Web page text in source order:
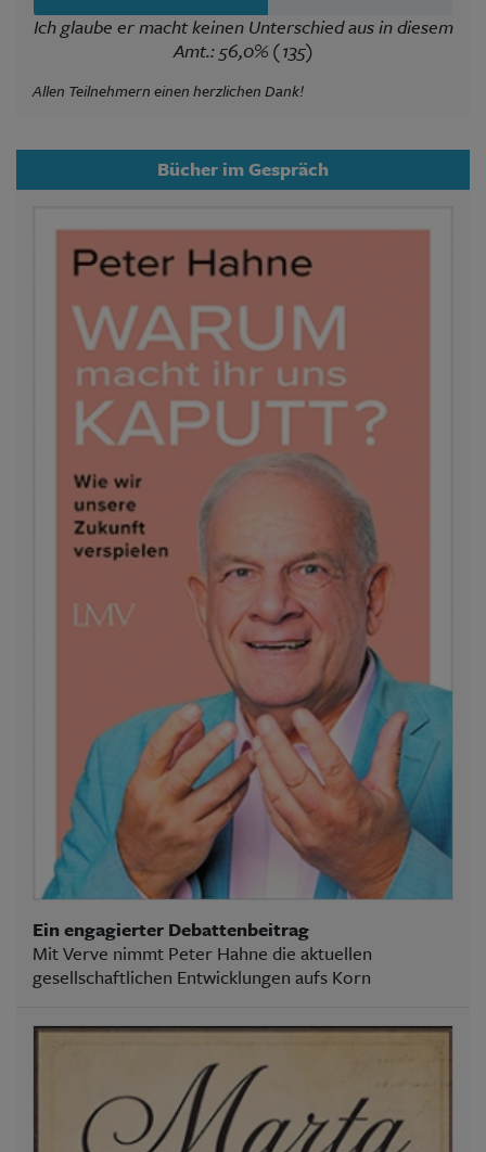
Ich glaube er macht keinen Unterschied aus in diesem
Amt.: 56,0% (135)
Allen Teilnehmern einen herzlichen Dank!
Bücher im Gespräch
Ein engagierter Debattenbeitrag
Mit Verve nimmt Peter Hahne die aktuellen
gesellschaftlichen Entwicklungen aufs Korn